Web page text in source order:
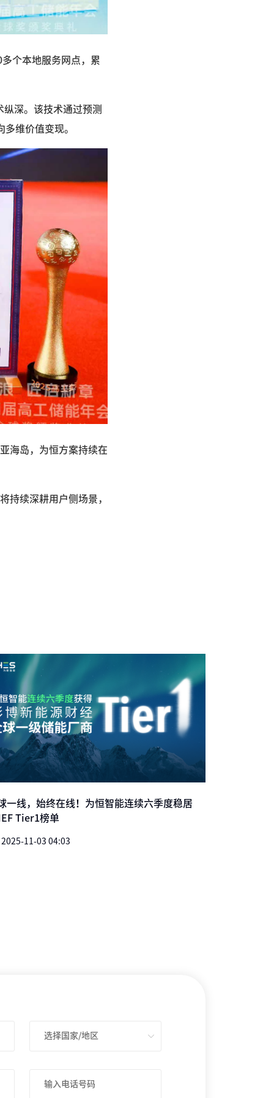
个本地服务网点，累
深。该技术通过预测
维价值变现。
海岛，为恒方案持续在
持续深耕用户侧场景，
一线，始终在线！为恒智能连续六季度稳居
Tier1榜单
11-03 04:03
选择国家/地区
输入电话号码